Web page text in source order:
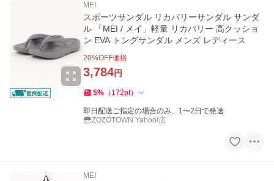
MEI
スポーツサンダル リカバリーサンダル サンダ
ル 「MEI / メイ」軽量 リカバリー 高クッショ
ン EVA トングサンダル メンズ レディース
20%OFF価格
3,784円
5% （ 172pt）
即日配送ご指定の場合のみ、1〜2日で発送
ZOZOTOWN Yahoo!店
MEI